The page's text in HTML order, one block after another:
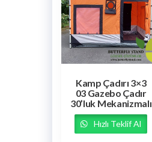
Kamp Çadırı 3×3
03 Gazebo Çadır
30’luk Mekanizmalı
Hızlı Teklif Al